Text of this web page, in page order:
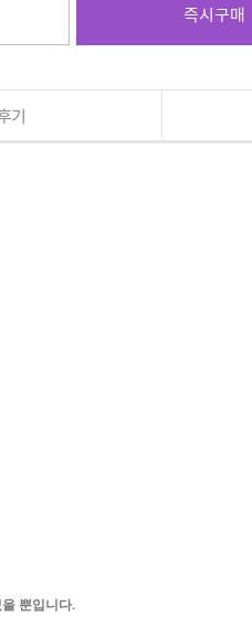
즉시구매
기
뿐입니다.